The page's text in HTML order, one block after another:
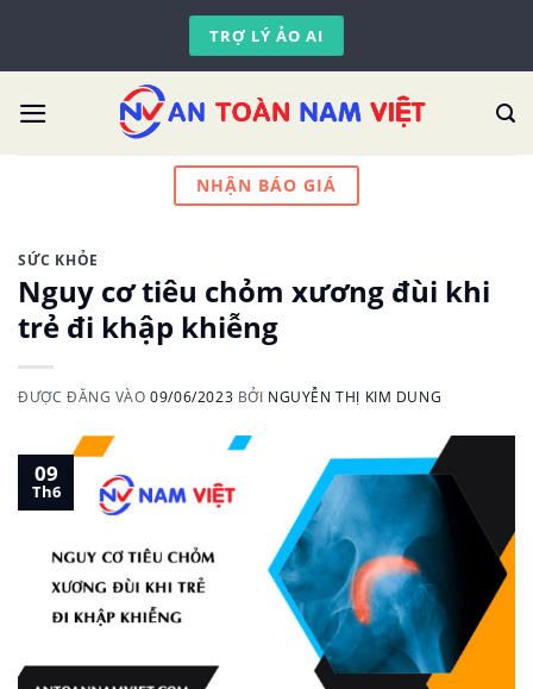
content
TRỢ LÝ ẢO AI
NHẬN BÁO GIÁ
SỨC KHỎE
Nguy cơ tiêu chỏm xương đùi khi
trẻ đi khập khiễng
ĐƯỢC ĐĂNG VÀO09/06/2023 BỞI NGUYỄN THỊ KIM DUNG
09
Th6